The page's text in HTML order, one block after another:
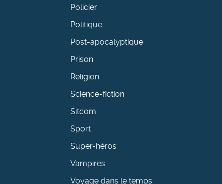
Policier
Politique
Post-apocalyptique
Prison
Religion
Science-fiction
Sitcom
Sport
Super-héros
Vampires
Voyage dans le temps